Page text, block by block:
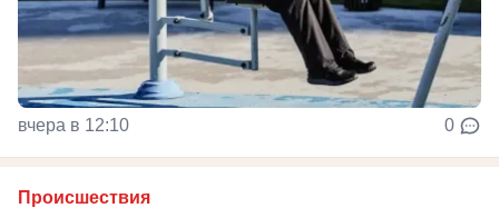
вчера в 12:10 0
Происшествия